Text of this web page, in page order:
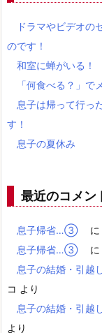
ドラマやビデオの
のです！
和室に蝉がいる！
「何食べる？」で
息子は帰って行っ
す！
息子の夏休み
最近のコメン
息子帰省…③ に
息子帰省…③
に
息子の結婚・引越
コ より
息子の結婚・引越
より